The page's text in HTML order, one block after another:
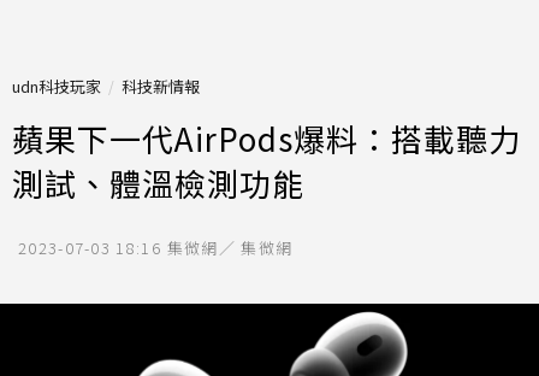
udn科技玩家 科技新情報
蘋果下一代AirPods爆料：搭載聽力
測試、體溫檢測功能
2023-07-03 18:16 集微網／ 集微網